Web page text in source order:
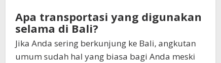
Apa transportasi yang digunakan
selama di Bali?
Jika Anda sering berkunjung ke Bali, angkutan
umum sudah hal yang biasa bagi Anda meski